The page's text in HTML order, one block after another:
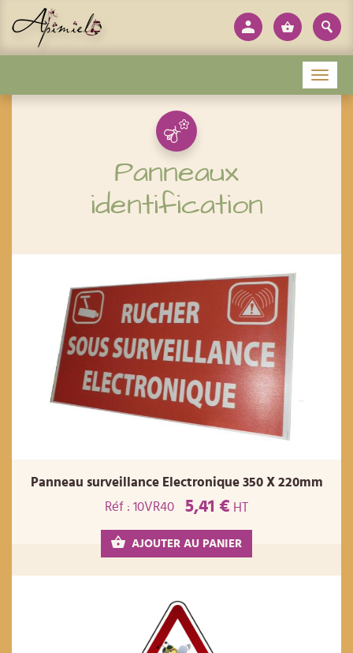
Panneaux
identification
Panneau surveillance Electronique 350 X 220mm
Réf : 10VR40
5,41 € HT
AJOUTER AU PANIER
Menu
Panneau de gestion des cookies